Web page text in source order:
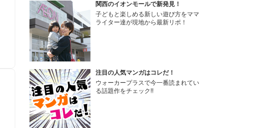
関西のイオンモールで新発見！
子どもと楽しめる新しい遊び方をママ
ライター達が現地から最新リポ！
注目の人気マンガはコレだ！
ウォーカープラスで今一番読まれてい
る話題作をチェック!!